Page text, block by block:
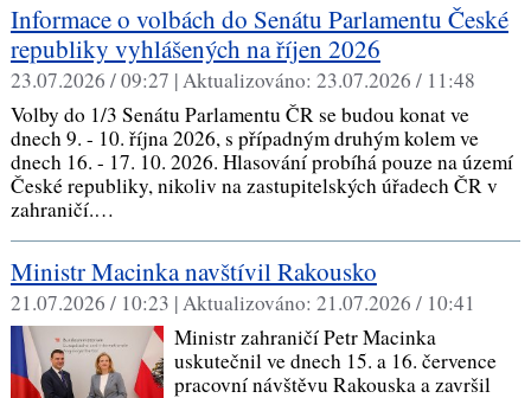
Informace o volbách do Senátu Parlamentu České
republiky vyhlášených na říjen 2026
23.07.2026 / 09:27 |Aktualizováno: 23.07.2026 / 11:48
Volby do 1/3 Senátu Parlamentu ČR se budou konat ve
dnech 9. - 10. října 2026, s případným druhým kolem ve
dnech 16. - 17. 10. 2026. Hlasování probíhá pouze na území
České republiky, nikoliv na zastupitelských úřadech ČR v
zahraničí.…
Ministr Macinka navštívil Rakousko
21.07.2026 / 10:23 |Aktualizováno: 21.07.2026 / 10:41
Ministr zahraničí Petr Macinka
uskutečnil ve dnech 15. a 16. července
pracovní návštěvu Rakouska a završil